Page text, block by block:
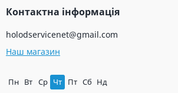
Контактна інформація
holodservicenet@gmail.com
Наш магазин
Пн Вт Ср Чт Пт Сб Нд